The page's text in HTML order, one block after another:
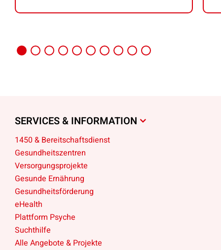
SERVICES & INFORMATION
1450 & Bereitschaftsdienst
Gesundheitszentren
Versorgungsprojekte
Gesunde Ernährung
Gesundheitsförderung
eHealth
Plattform Psyche
Suchthilfe
Alle Angebote & Projekte